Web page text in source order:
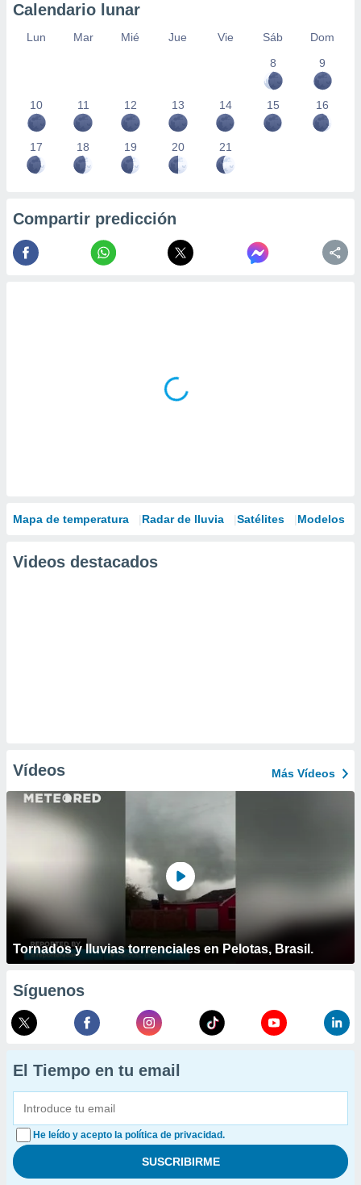
Calendario lunar
Lun Mar Mié Jue Vie Sáb
Dom
8
9
10 11 12 13 14 15 16
17 18 19 20 21
Compartir predicción
Mapa de temperatura Radar de lluvia Satélites Modelos
Videos destacados
Vídeos Más Vídeos
Tornados y lluvias torrenciales en Pelotas, Brasil.
Síguenos
El Tiempo en tu email
He leído y acepto la política de privacidad.